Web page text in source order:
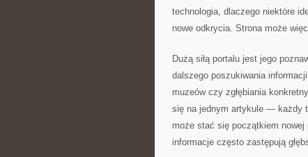
technologia, dlaczego niektóre
nowe odkrycia. Strona może
Dużą siłą portalu jest jego
dalszego poszukiwania
muzeów czy zgłębiania
się na jednym artykule — każdy
może stać się początkiem
informacje często zastępują